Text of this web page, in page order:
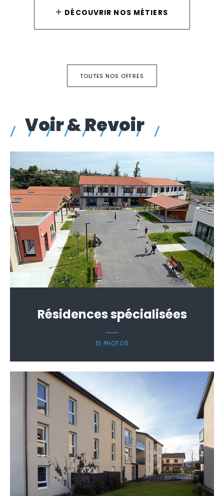
DÉCOUVRIR NOS MÉTIERS
TOUTES NOS OFFRES
Voir & Revoir
Résidences spécialisées
13 PHOTOS